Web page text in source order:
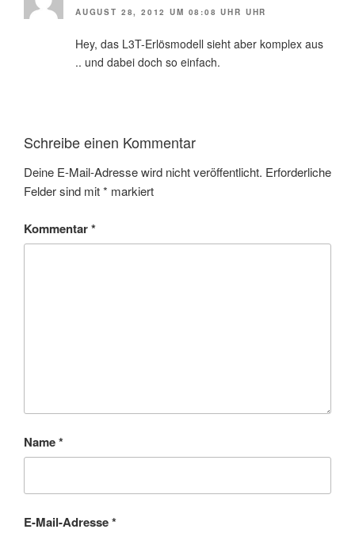
AUGUST 28, 2012 UM 08:08 UHR UHR
Hey, das L3T-Erlösmodell sieht aber komplex aus
.. und dabei doch so einfach.
Schreibe einen Kommentar
Deine E-Mail-Adresse wird nicht veröffentlicht. Erforderliche
Felder sind mit* markiert
Kommentar*
Name*
E-Mail-Adresse*